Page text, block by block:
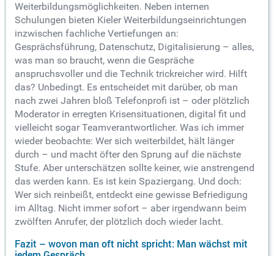
Weiterbildungsmöglichkeiten. Neben internen
Schulungen bieten Kieler Weiterbildungseinrichtungen
inzwischen fachliche Vertiefungen an:
Gesprächsführung, Datenschutz, Digitalisierung – alles,
was man so braucht, wenn die Gespräche
anspruchsvoller und die Technik trickreicher wird. Hilft
das? Unbedingt. Es entscheidet mit darüber, ob man
nach zwei Jahren bloß Telefonprofi ist – oder plötzlich
Moderator in erregten Krisensituationen, digital fit und
vielleicht sogar Teamverantwortlicher. Was ich immer
wieder beobachte: Wer sich weiterbildet, hält länger
durch – und macht öfter den Sprung auf die nächste
Stufe. Aber unterschätzen sollte keiner, wie anstrengend
das werden kann. Es ist kein Spaziergang. Und doch:
Wer sich reinbeißt, entdeckt eine gewisse Befriedigung
im Alltag. Nicht immer sofort – aber irgendwann beim
zwölften Anrufer, der plötzlich doch wieder lacht.
Fazit – wovon man oft nicht spricht: Man wächst mit